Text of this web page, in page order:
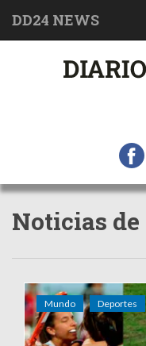
DD24 NEWS
Noticias
Mundo Deportes